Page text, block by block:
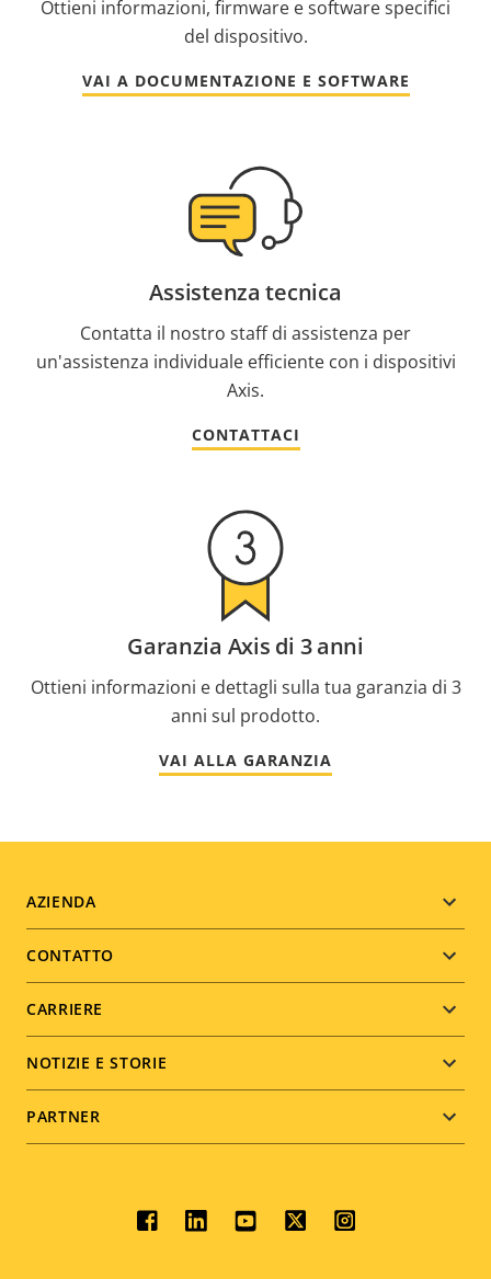
Ottieni informazioni, firmware e software specifici
del dispositivo.
VAI A DOCUMENTAZIONE E SOFTWARE
Assistenza tecnica
Contatta il nostro staff di assistenza per
un'assistenza individuale efficiente con i dispositivi
Axis.
CONTATTACI
Garanzia Axis di 3 anni
Ottieni informazioni e dettagli sulla tua garanzia di 3
anni sul prodotto.
VAI ALLA GARANZIA
Footer
menu
AZIENDA
CONTATTO
CARRIERE
NOTIZIE E STORIE
PARTNER
Social